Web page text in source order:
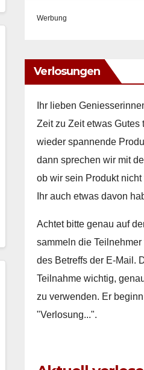
Werbung
Verlosungen
Ihr lieben
Zeit zu Zeit etwas Gutes
wieder spannende
dann sprechen wir mit
ob wir sein Produkt
Ihr auch etwas davon
Achtet bitte genau auf
sammeln die
des Betreffs der E-Mail.
Teilnahme wichtig,
zu verwenden. Er
"Verlosung...".